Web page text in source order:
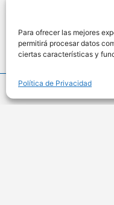
Para ofrecer las mejores
permitirá procesar datos
ciertas características y
Política de Privacidad